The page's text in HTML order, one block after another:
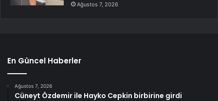
Ağustos 7, 2026
En Güncel Haberler
Ağustos 7, 2026
Cüneyt Özdemir ile Hayko Cepkin birbirine girdi